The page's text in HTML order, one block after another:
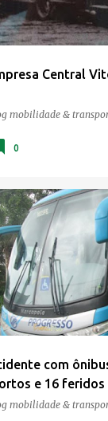
Central
mobilidade &
0
com
e 16 feridos
mobilidade &